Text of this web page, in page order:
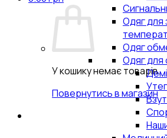
У кошику немає товарів.
Повернутись в магазин
Одяг для
Одяг
Одяг для